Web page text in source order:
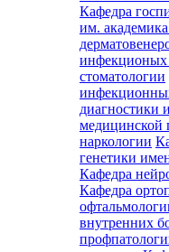
Кафедра
им.
инфекционых
стоматологии
диагностики
медицинской
наркологии
генетики
Кафедра
Кафедра
внутренних